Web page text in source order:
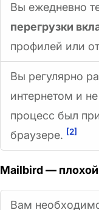
Вы ежедневно
перегрузки
профилей или
Вы регулярно
интернетом и
процесс был
браузере. [2]
Mailbird —
Вам